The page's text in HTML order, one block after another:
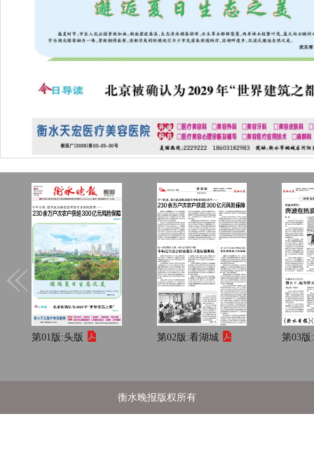
第01版:头版 第02版:看湖城 第03版:
衡水晚报版权所有